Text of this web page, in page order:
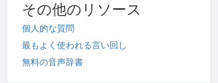
その他のリソース
個人的な質問
最もよく使われる言い回し
無料の音声辞書